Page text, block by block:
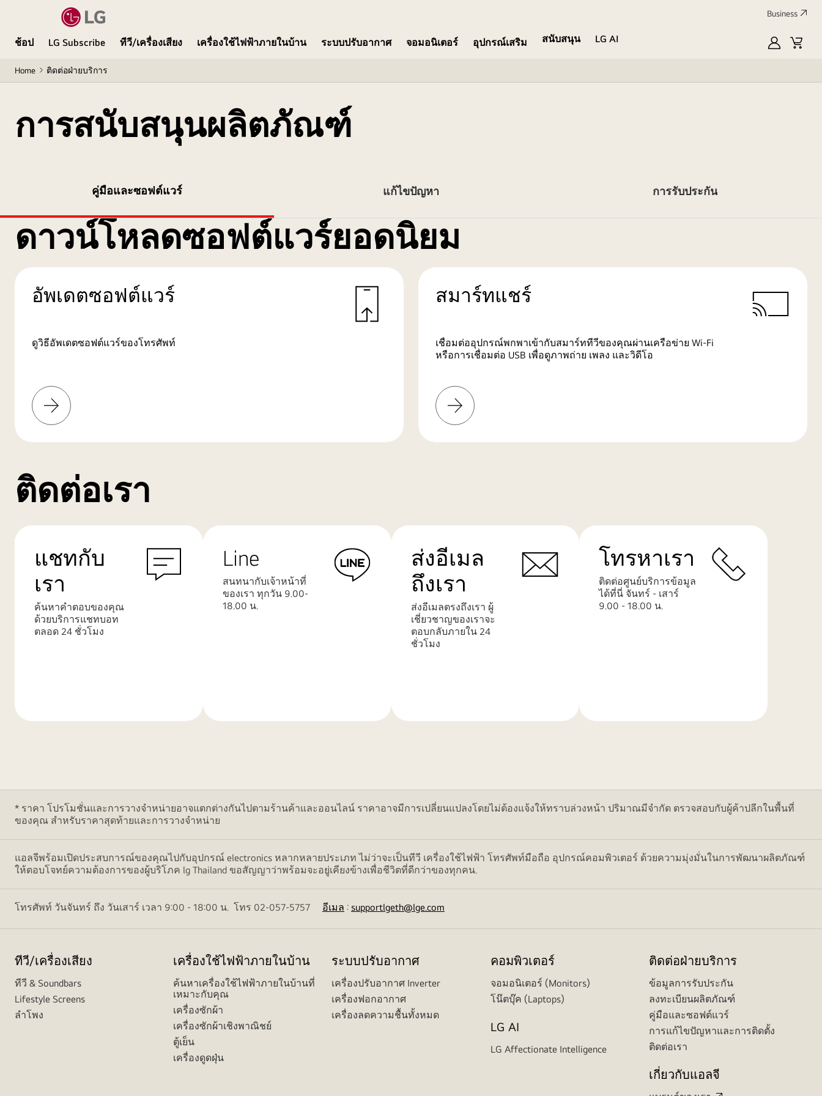
Business
ช้อป LG Subscribe ทีวี/เครื่องเสียง เครื่องใช้ไฟฟ้าภายในบ้าน ระบบปรับอากาศ จอมอนิเตอร์​ อุปกรณ์เสริม สนับสนุน
LG AI
MyLGCart
Home ติดต่อฝ่ายบริการ
การสนับสนุนผลิตภัณฑ์
คู่มือและซอฟต์แวร์ แก้ไขปัญหา การรับประกัน
ดาวน์โหลดซอฟต์แวร์ยอดนิยม
อัพเดตซอฟต์แวร์
ดูวิธีอัพเดตซอฟต์แวร์ของโทรศัพท์
เรียน
รู้
เพิ่ม
สมาร์ทแชร์
เชื่อมต่ออุปกรณ์พกพาเข้ากับสมาร์ททีวีของคุณผ่านเครือข่าย Wi-Fi
หรือการเชื่อมต่อ USB เพื่อดูภาพถ่าย เพลง และวิดีโอ
เรียน
รู้
เพิ่ม
ติดต่อเรา
แชทกับ
เรา
ค้นหาคำตอบของคุณ
ด้วยบริการแชทบอท
ตลอด 24 ชั่วโมง
Line
สนทนากับเจ้าหน้าที่
ของเรา ทุกวัน 9.00-
18.00 น.
ส่งอีเมล
ถึงเรา
ส่งอีเมลตรงถึงเรา ผู้
เชี่ยวชาญของเราจะ
ตอบกลับภายใน 24
ชั่วโมง
โทรหาเรา
ติดต่อศูนย์บริการข้อมูล
ได้ที่นี่ จันทร์ - เสาร์
9.00 - 18.00 น.
* ราคา โปรโมชั่นและการวางจำหน่ายอาจแตกต่างกันไปตามร้านค้าและออนไลน์ ราคาอาจมีการเปลี่ยนแปลงโดยไม่ต้องแจ้งให้ทราบล่วงหน้า ปริมาณมีจำกัด ตรวจสอบกับผู้ค้าปลีกในพื้นที่
ของคุณ สำหรับราคาสุดท้ายและการวางจำหน่าย
แอลจีพร้อมเปิดประสบการณ์ของคุณไปกับอุปกรณ์ electronics หลากหลายประเภท ไม่ว่าจะเป็นทีวี เครื่องใช้ไฟฟ้า โทรศัพท์มือถือ อุปกรณ์คอมพิวเตอร์ ด้วยความมุ่งมั่นในการพัฒนาผลิตภัณฑ์
ให้ตอบโจทย์ความต้องการของผู้บริโภค lg Thailand ขอสัญญาว่าพร้อมจะอยู่เคียงข้างเพื่อชีวิตที่ดีกว่าของทุกคน.
โทรศัพท์ วันจันทร์ ถึง วันเสาร์ เวลา 9:00 - 18:00 น. โทร 02-057-5757 อีเมล : supportlgeth@lge.com
ทีวี/เครื่องเสียง
ทีวี & Soundbars
Lifestyle Screens
ลำโพง
เครื่องใช้ไฟฟ้าภายในบ้าน
ค้นหาเครื่องใช้ไฟฟ้าภายในบ้านที่
เหมาะกับคุณ
เครื่องซักผ้า
เครื่องซักผ้าเชิงพาณิชย์
ตู้เย็น
เครื่องดูดฝุ่น
ระบบปรับอากาศ
เครื่องปรับอากาศ Inverter
เครื่องฟอกอากาศ
เครื่องลดความชื้นทั้งหมด
คอมพิวเตอร์
จอมอนิเตอร์ (Monitors)
โน๊ตบุ๊ค (Laptops)
LG AI
LG Affectionate Intelligence
ติดต่อฝ่ายบริการ
ข้อมูลการรับประกัน
ลงทะเบียนผลิตภัณฑ์
คู่มือและซอฟต์แวร์
การแก้ไขปัญหาและการติดตั้ง
ติดต่อเรา
เกี่ยวกับแอลจี